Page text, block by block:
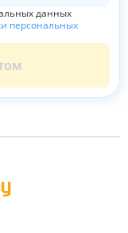
данных
персональных